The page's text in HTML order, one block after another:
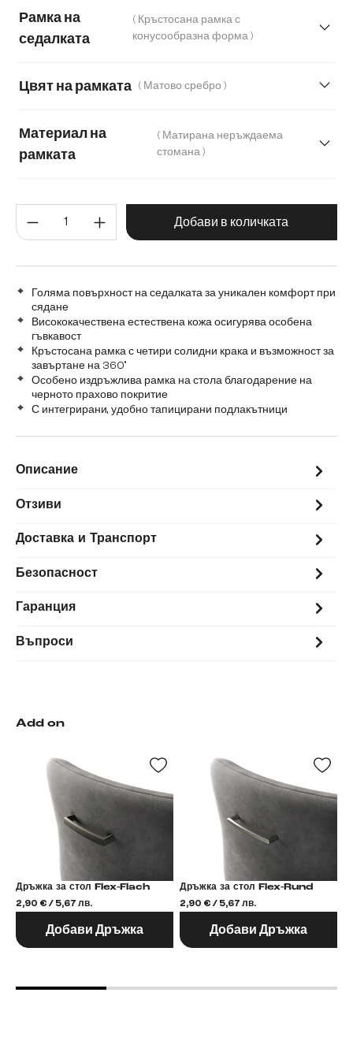
Букле Корд Мека плюшена материя
Плюш
Рамка на
седалката
( Кръстосана рамка с
конусообразна форма )
Цвят на рамката ( Матово сребро )
Материал на
рамката
( Матирана неръждаема
стомана )
Графитена неръждаема стомана Дъб
Количество на продукта:
Добави в количката
Голяма повърхност на седалката за уникален комфорт при
сядане
Висококачествена естествена кожа осигурява особена
гъвкавост
Кръстосана рамка с четири солидни крака и възможност за
завъртане на 360°
Особено издръжлива рамка на стола благодарение на
черното прахово покритие
С интегрирани, удобно тапицирани подлакътници
Описание
Отзиви
Доставка и Транспорт
Безопасност
Гаранция
Въпроси
Add on
Дръжка за стол Flex-Flach
2,90 € / 5,67 лв.
Добави Дръжка
Дръжка за стол Flex-Rund
2,90 € / 5,67 лв.
Добави Дръжка